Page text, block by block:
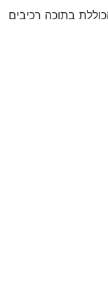
בתוכה רכיבים